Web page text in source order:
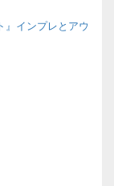
』インプレとアウ